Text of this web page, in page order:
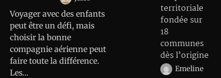
Voyager avec des enfants
peut être un défi, mais
choisir la bonne
compagnie aérienne peut
faire toute la différence.
Les…
territoriale
fondée sur
18
communes
dès l’origine
Emeline